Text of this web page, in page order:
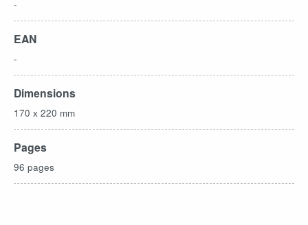
-
EAN
-
Dimensions
170 x 220 mm
Pages
96 pages